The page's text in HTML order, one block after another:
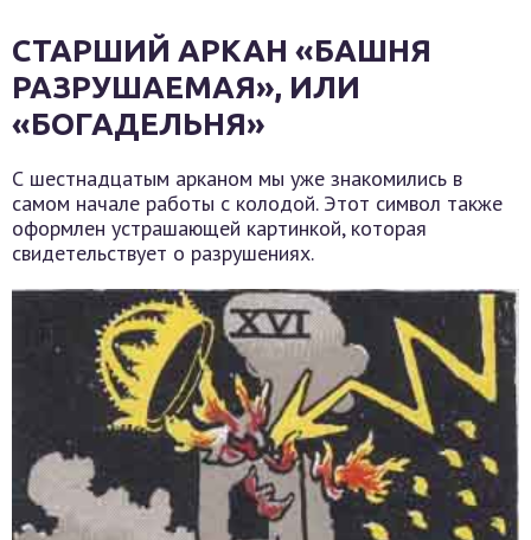
СТАРШИЙ АРКАН «БАШНЯ
РАЗРУШАЕМАЯ», ИЛИ
«БОГАДЕЛЬНЯ»
С шестнадцатым арканом мы уже знакомились в
самом начале работы с колодой. Этот символ также
оформлен устрашающей картинкой, которая
свидетельствует о разрушениях.